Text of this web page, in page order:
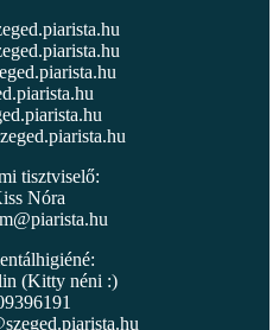
tisztviselő:
Nóra
(Kitty néni :)